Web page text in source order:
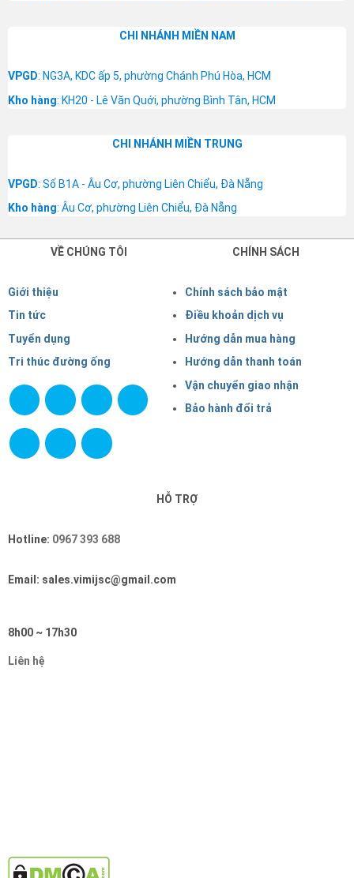
CHI NHÁNH MIỀN NAM
VPGD: NG3A, KDC ấp 5, phường Chánh Phú Hòa, HCM
Kho hàng: KH20 - Lê Văn Quới, phường Bình Tân, HCM
CHI NHÁNH MIỀN TRUNG
VPGD: Số B1A - Âu Cơ, phường Liên Chiểu, Đà Nẵng
Kho hàng: Âu Cơ, phường Liên Chiểu, Đà Nẵng
VỀ CHÚNG TÔI
Giới thiệu
Tin tức
Tuyển dụng
Tri thúc đường ống
CHÍNH SÁCH
Chính sách bảo mật
Điều khoản dịch vụ
Hướng dẫn mua hàng
Hướng dẫn thanh toán
Vận chuyển giao nhận
Bảo hành đổi trả
HỖ TRỢ
Hotline: 0967 393 688
Email: sales.vimijsc@gmail.com
8h00 ~ 17h30
Liên hệ